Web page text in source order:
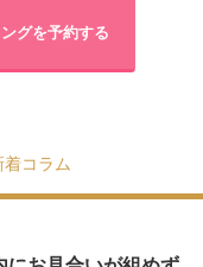
グを予約する
着コラム